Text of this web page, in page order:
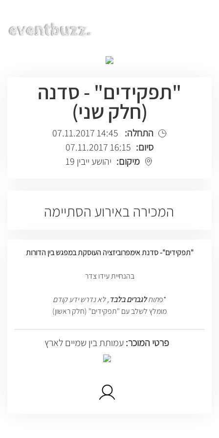
"תפקידים" - סדנה
(חלק שני)
התחלה: 14:45 07.11.2017
סיום: 16:15 07.11.2017
מיקום: יהושע ייבין 19
המכירה באירוע הסתיימה
"תפקידים"- סדנת אימפרוביזציה העוסקת במפגש בין הדורות
בהנחיית עידו צדר
*פתוחלגברים בלבד, לא נדרש ידע קודם
מומלץ לשלב עם "תפקידים" (חלק ראשון)
פרטי המוכר:עמותת בין שמיים לארץ